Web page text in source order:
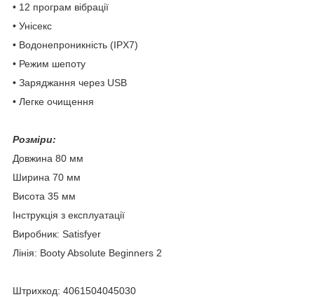
• 12 програм вібрації
• Унісекс
• Водонепроникність (IPX7)
• Режим шепоту
• Заряджання через USB
• Легке очищення
Розміри:
Довжина 80 мм
Ширина 70 мм
Висота 35 мм
Інструкція з експлуатації
Виробник: Satisfyer
Лінія: Booty Absolute Beginners 2
Штрихкод: 4061504045030